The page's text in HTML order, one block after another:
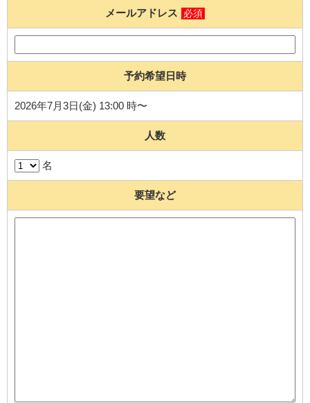
メールアドレス 必須
予約希望日時
2026年7月3日(金) 13:00 時〜
人数
名
要望など